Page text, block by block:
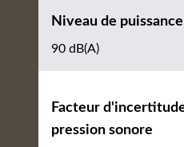
Niveau de
90 dB(A)
Facteur
pression sonore